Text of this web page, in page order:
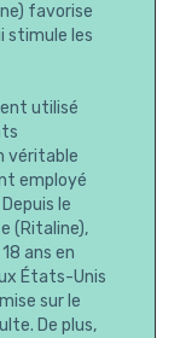
favorise
stimule les
utilisé
véritable
employé
le
(Ritaline),
ans en
États-Unis
sur le
De plus,